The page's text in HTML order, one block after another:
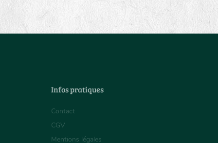
Infos pratiques
Contact
CGV
Mentions légales